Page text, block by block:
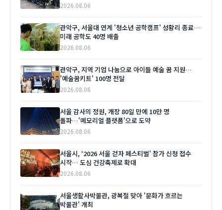
2026.08.06
관악구, 서울대 연계 '청소년 공학캠프' 성황리 종료…
미래 공학도 40명 배출
2026.08.06
관악구, 지역 기업 나눔으로 아이들 예술 꿈 지원…
'예술꿈키트' 100명 전달
2026.08.06
서울 감사의 정원, 개장 80일 만에 10만 명
돌파…'메모리얼 플랫폼'으로 도약
2026.08.06
서울시, '2026 서울 걷자 페스티벌' 참가 신청 접수
시작… 도심 건강축제로 확대
2026.08.06
서울생활사박물관, 광복절 맞아 '문화가 흐르는
박물관' 개최